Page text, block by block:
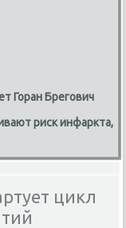
Горан Брегович
риск инфаркта,
цикл